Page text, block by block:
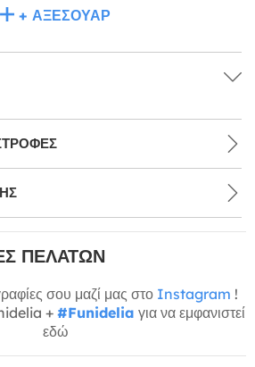
+ ΑΞΕΣΟΥΆΡ
ΠΕΛΑΤΏΝ
σου μαζί μας στο Instagram !
+ #Funidelia για να εμφανιστεί
εδώ